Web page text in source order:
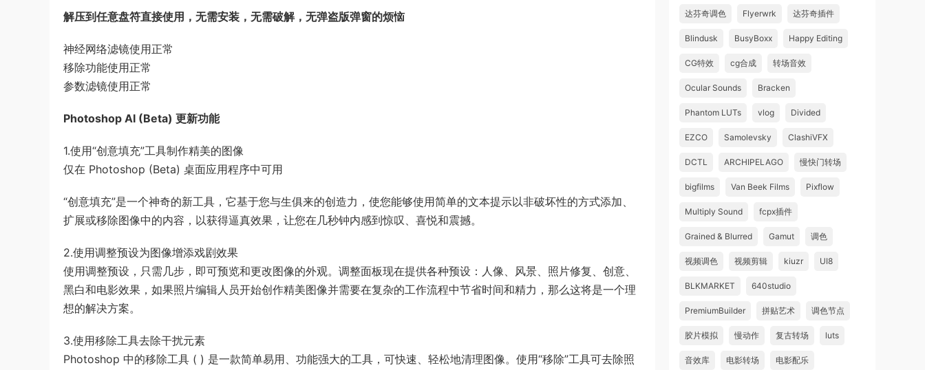
解压到任意盘符直接使用，无需安装，无需破解，无弹盗版弹窗的烦恼
神经网络滤镜使用正常
移除功能使用正常
参数滤镜使用正常
Photoshop AI (Beta) 更新功能
1.使用“创意填充”工具制作精美的图像
仅在 Photoshop (Beta) 桌面应用程序中可用
“创意填充”是一个神奇的新工具，它基于您与生俱来的创造力，使您能够使用简单的文本提示以非破坏性的方式添加、
扩展或移除图像中的内容，以获得逼真效果，让您在几秒钟内感到惊叹、喜悦和震撼。
2.使用调整预设为图像增添戏剧效果
使用调整预设，只需几步，即可预览和更改图像的外观。调整面板现在提供各种预设：人像、风景、照片修复、创意、
黑白和电影效果，如果照片编辑人员开始创作精美图像并需要在复杂的工作流程中节省时间和精力，那么这将是一个理
想的解决方案。
3.使用移除工具去除干扰元素
Photoshop 中的移除工具 ( ) 是一款简单易用、功能强大的工具，可快速、轻松地清理图像。使用“移除”工具可去除照
达芬奇调色 Flyerwrk 达芬奇插件
Blindusk BusyBoxx Happy Editing
CG特效 cg合成 转场音效
Ocular Sounds Bracken
Phantom LUTs vlog Divided
EZCO Samolevsky ClashiVFX
DCTL ARCHIPELAGO 慢快门转场
bigfilms Van Beek Films Pixflow
Multiply Sound fcpx插件
Grained & Blurred Gamut 调色
视频调色 视频剪辑 kiuzr UI8
BLKMARKET 640studio
PremiumBuilder 拼贴艺术 调色节点
胶片模拟 慢动作 复古转场 luts
音效库 电影转场 电影配乐